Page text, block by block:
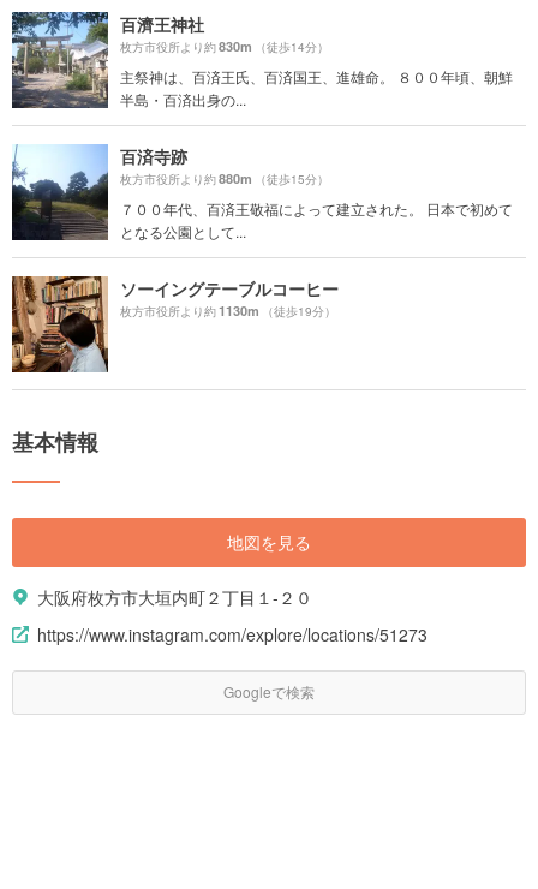
百濟王神社
枚方市役所より約830m （徒歩14分）
主祭神は、百済王氏、百済国王、進雄命。 ８００年頃、朝鮮
半島・百済出身の...
百済寺跡
枚方市役所より約880m （徒歩15分）
７００年代、百済王敬福によって建立された。 日本で初めて
となる公園として...
ソーイングテーブルコーヒー
枚方市役所より約1130m （徒歩19分）
基本情報
地図を見る
大阪府枚方市大垣内町２丁目１-２０
https://www.instagram.com/explore/locations/51273
Googleで検索